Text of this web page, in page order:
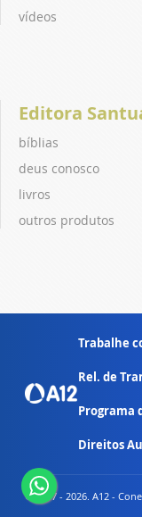
vídeos
Editora
bíblias
deus conosco
livros
outros produtos
Trabalhe
Rel. de
Programa
Direitos
© 2007 - 2026. A12 -